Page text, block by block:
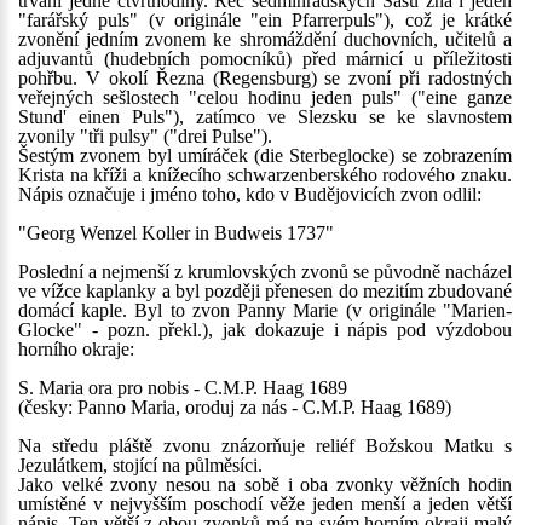
"farářský puls" (v originále "ein Pfarrerpuls"), což je krátké
zvonění jedním zvonem ke shromáždění duchovních, učitelů a
adjuvantů (hudebních pomocníků) před márnicí u příležitosti
pohřbu. V okolí Řezna (Regensburg) se zvoní při radostných
veřejných sešlostech "celou hodinu jeden puls" ("eine ganze
Stund' einen Puls"), zatímco ve Slezsku se ke slavnostem
zvonily "tři pulsy" ("drei Pulse").
Šestým zvonem byl umíráček (die Sterbeglocke) se zobrazením
Krista na kříži a knížecího schwarzenberského rodového znaku.
Nápis označuje i jméno toho, kdo v Budějovicích zvon odlil:
"Georg Wenzel Koller in Budweis 1737"
Poslední a nejmenší z krumlovských zvonů se původně nacházel
ve vížce kaplanky a byl později přenesen do mezitím zbudované
domácí kaple. Byl to zvon Panny Marie (v originále "Marien-
Glocke" - pozn. překl.), jak dokazuje i nápis pod výzdobou
horního okraje:
S. Maria ora pro nobis - C.M.P. Haag 1689
(česky: Panno Maria, oroduj za nás - C.M.P. Haag 1689)
Na středu pláště zvonu znázorňuje reliéf Božskou Matku s
Jezulátkem, stojící na půlměsíci.
Jako velké zvony nesou na sobě i oba zvonky věžních hodin
umístěné v nejvyšším poschodí věže jeden menší a jeden větší